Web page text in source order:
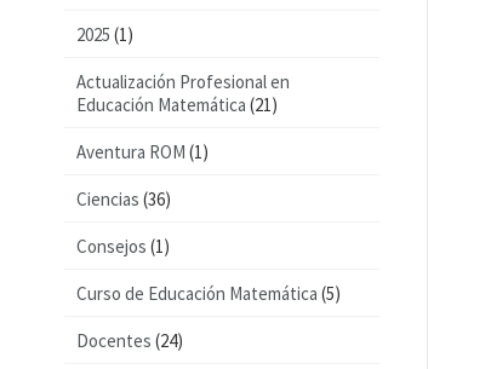
2025 (1)
Actualización Profesional en
Educación Matemática (21)
Aventura ROM (1)
Ciencias (36)
Consejos (1)
Curso de Educación Matemática (5)
Docentes (24)